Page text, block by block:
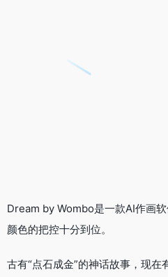
Dream by Wombo是一款AI作画
颜色的把控十分到位。
古有“点石成金”的神话故事，现在